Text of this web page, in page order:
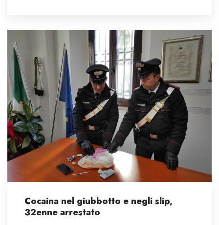
Cocaina nel giubbotto e negli slip,
32enne arrestato